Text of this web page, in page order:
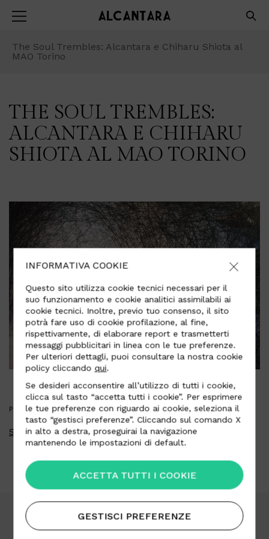
The Soul Trembles: Alcantara e Chiharu Shiota al
MAO Torino
THE SOUL TREMBLES:
ALCANTARA E CHIHARU
SHIOTA AL MAO TORINO
PRESS KIT
Scarica press kit
INFORMATIVA COOKIE
Questo sito utilizza cookie tecnici necessari per il
suo funzionamento e cookie analitici assimilabili ai
cookie tecnici. Inoltre, previo tuo consenso, il sito
potrà fare uso di cookie profilazione, al fine,
rispettivamente, di elaborare report e trasmetterti
messaggi pubblicitari in linea con le tue preferenze.
Per ulteriori dettagli, puoi consultare la nostra cookie
policy cliccando qui.
Se desideri acconsentire all’utilizzo di tutti i cookie,
clicca sul tasto “accetta tutti i cookie”. Per esprimere
le tue preferenze con riguardo ai cookie, seleziona il
tasto “gestisci preferenze”. Cliccando sul comando X
in alto a destra, proseguirai la navigazione
mantenendo le impostazioni di default.
ACCETTA TUTTI I COOKIE
GESTISCI PREFERENZE